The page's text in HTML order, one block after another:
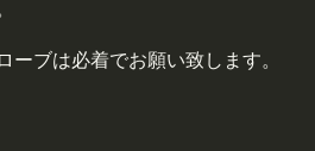
ブは必着でお願い致します。